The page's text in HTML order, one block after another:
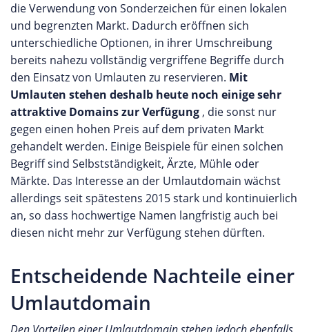
die Verwendung von Sonderzeichen für einen lokalen
und begrenzten Markt. Dadurch eröffnen sich
unterschiedliche Optionen, in ihrer Umschreibung
bereits nahezu vollständig vergriffene Begriffe durch
den Einsatz von Umlauten zu reservieren. Mit
Umlauten stehen deshalb heute noch einige sehr
attraktive Domains zur Verfügung , die sonst nur
gegen einen hohen Preis auf dem privaten Markt
gehandelt werden. Einige Beispiele für einen solchen
Begriff sind Selbstständigkeit, Ärzte, Mühle oder
Märkte. Das Interesse an der Umlautdomain wächst
allerdings seit spätestens 2015 stark und kontinuierlich
an, so dass hochwertige Namen langfristig auch bei
diesen nicht mehr zur Verfügung stehen dürften.
Entscheidende Nachteile einer
Umlautdomain